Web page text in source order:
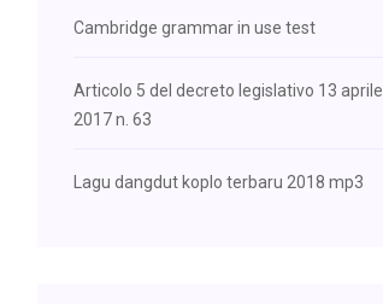
Cambridge grammar in use test
Articolo 5 del decreto legislativo 13 aprile
2017 n. 63
Lagu dangdut koplo terbaru 2018 mp3